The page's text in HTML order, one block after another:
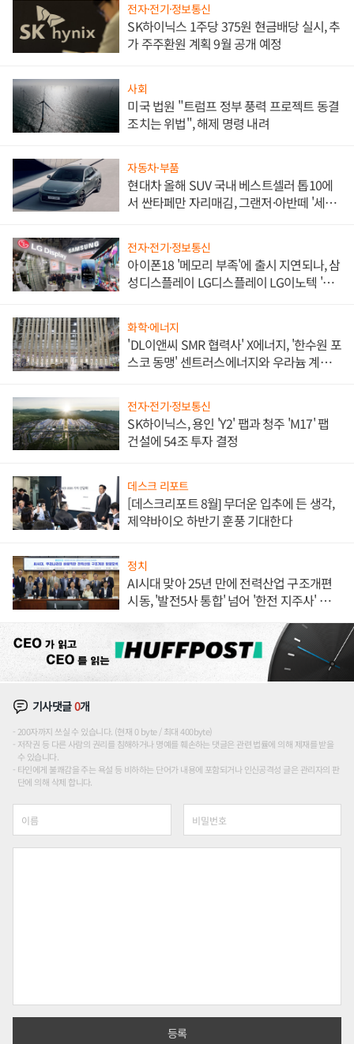
전자·전기·정보통신
SK하이닉스 1주당 375원 현금배당 실시, 추
가 주주환원 계획 9월 공개 예정
사회
미국 법원 "트럼프 정부 풍력 프로젝트 동결
조치는 위법", 해제 명령 내려
자동차·부품
현대차 올해 SUV 국내 베스트셀러 톱10에
서 싼타페만 자리매김, 그랜저·아반떼 '세단
전자·전기·정보통신
아이폰18 '메모리 부족'에 출시 지연되나, 삼
성디스플레이 LG디스플레이 LG이노텍 '탈
화학·에너지
'DL이앤씨 SMR 협력사' X에너지, '한수원 포
스코 동맹' 센트러스에너지와 우라늄 계약
전자·전기·정보통신
SK하이닉스, 용인 'Y2' 팹과 청주 'M17' 팹
건설에 54조 투자 결정
데스크 리포트
[데스크리포트 8월] 무더운 입추에 든 생각,
제약바이오 하반기 훈풍 기대한다
정치
AI시대 맞아 25년 만에 전력산업 구조개편
시동, '발전5사 통합' 넘어 '한전 지주사' 재편
기사댓글0개
200자까지 쓰실 수 있습니다. (현재 0 byte / 최대 400byte)
저작권 등 다른 사람의 권리를 침해하거나 명예를 훼손하는 댓글은 관련 법률에 의해 제재를 받을
수 있습니다.
타인에게 불쾌감을 주는 욕설 등 비하하는 단어가 내용에 포함되거나 인신공격성 글은 관리자의 판
단에 의해 삭제 합니다.